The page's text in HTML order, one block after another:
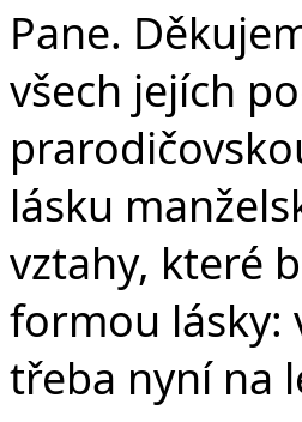
Pane.
všech jejích
lásku
vztahy, které
formou lásky:
třeba nyní na